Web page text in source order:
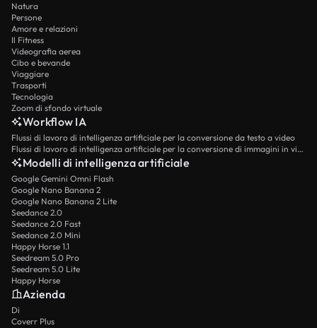
Natura
Persone
Amore e relazioni
Il Fitness
Videografia aerea
Cibo e bevande
Viaggiare
Trasporti
Tecnologia
Zoom di sfondo virtuale
Workflow IA
Flussi di lavoro di intelligenza artificiale per la conversione da testo a video
Flussi di lavoro di intelligenza artificiale per la conversione di immagini in video
Modelli di intelligenza artificiale
Google Gemini Omni Flash
Google Nano Banana 2
Google Nano Banana 2 Lite
Seedance 2.0
Seedance 2.0 Fast
Seedance 2.0 Mini
Happy Horse 1.1
Seedream 5.0 Pro
Seedream 5.0 Lite
Happy Horse
Azienda
Di
Coverr Plus